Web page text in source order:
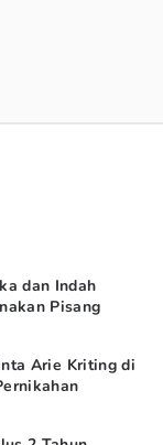
dan Indah
Pisang
Arie Kriting di